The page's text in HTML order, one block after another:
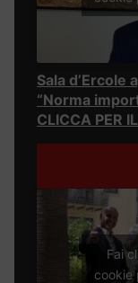
Sala d’Ercole
“Norma
CLICCA PER
Fai
cookie